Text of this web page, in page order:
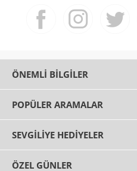
ÖNEMLI BILGILER
POPÜLER ARAMALAR
SEVGILIYE HEDIYELER
ÖZEL GÜNLER